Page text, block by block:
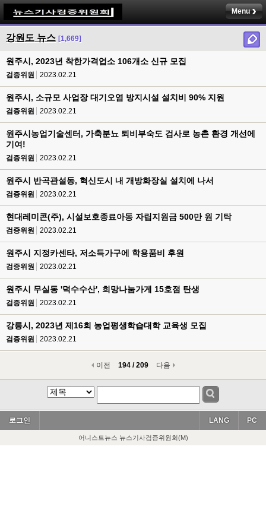
Menu
강원도 뉴스 [1,669]
원주시, 2023년 착한가격업소 106개소 신규 모집
검증위원 2023.02.21
원주시, 소규모 사업장 대기오염 방지시설 설치비 90% 지원
검증위원 2023.02.21
원주시농업기술센터, 가축분뇨 퇴비부숙도 검사로 농촌 환경 개선에
기여!
검증위원 2023.02.21
원주시 반곡관설동, 혁신도시 내 개방화장실 설치에 나서
검증위원 2023.02.21
현대레미콘(주), 시설보호종료아동 자립지원금 500만 원 기탁
검증위원 2023.02.21
원주시 지정카센타, 저소득가구에 학용품비 후원
검증위원 2023.02.21
원주시 무실동 '덕수수산', 희망나눔가게 15호점 탄생
검증위원 2023.02.21
강릉시, 2023년 제16회 농업평생학습대학 교육생 모집
검증위원 2023.02.21
이전 194 / 209 다음
로그인 PC
LANG
어니스트뉴스 뉴스기사검증위원회(M)